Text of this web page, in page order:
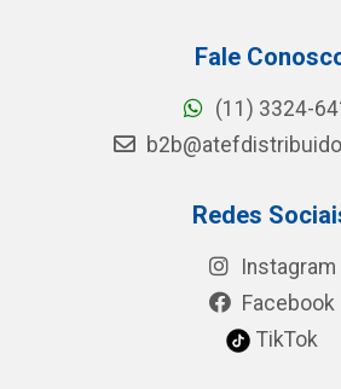
Fale
(11) 3324-
Redes
Instagram
Facebook
TikTok